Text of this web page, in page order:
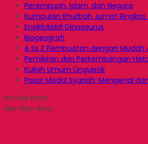
Perempuan, Islam, dan Negara
Kumpulan Khutbah Jumat Ringkas
Ensiklokiddi Dinosaurus
Biogeografi
A to Z Pembuatan dengan Mudah
Pemikiran dan Perkembangan
Kuliah Umum Linguistik
Pasar Modal Syariah: Mengenal
Kontak Kami
Member Area